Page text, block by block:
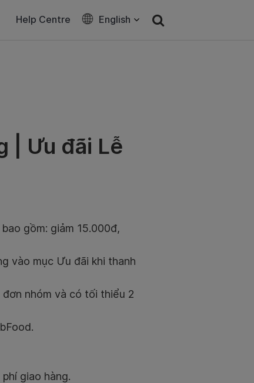
Help Centre English
| Ưu đãi Lễ
gồm: giảm 15.000đ,
vào mục Ưu đãi khi thanh
nhóm và có tối thiểu 2
giao hàng.